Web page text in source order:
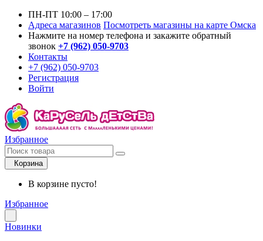
ПН-ПТ 10:00 – 17:00
Адреса магазинов Посмотреть магазины на карте Омска
Нажмите на номер телефона и закажите обратный
звонок +7 (962) 050-9703
Контакты
+7 (962) 050-9703
Регистрация
Войти
Избранное
Корзина
В корзине пусто!
Избранное
Новинки